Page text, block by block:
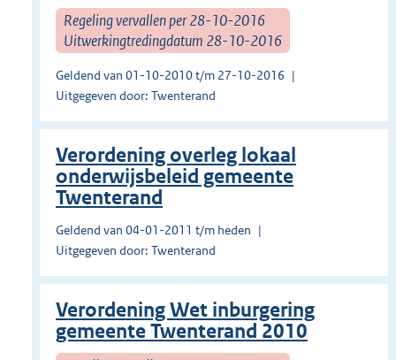
Regeling vervallen per 28-10-2016
Uitwerkingtredingdatum 28-10-2016
Geldend van 01-10-2010 t/m 27-10-2016
Uitgegeven door: Twenterand
Verordening overleg lokaal
onderwijsbeleid gemeente
Twenterand
Geldend van 04-01-2011 t/m heden
Uitgegeven door: Twenterand
Verordening Wet inburgering
gemeente Twenterand 2010